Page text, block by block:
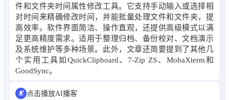
件和文件夹时间属性修改工具。它支持手动输入或选择相
对时间来精确修改时间，并能批量处理文件和文件夹，提
高效率。软件界面简洁、操作直观，还提供高级模式以满
足更高精度需求。适用于整理归档、备份校对、文档演示
及系统维护等多种场景。此外，文章还简要提到了其他几
个实用工具如QuickClipboard、7-Zip ZS、MobaXterm和
GoodSync。
点击播放AI播客